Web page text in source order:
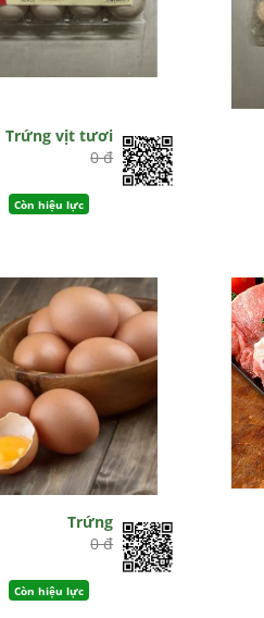
Trứng vịt tươi
0 đ
Còn hiệu lực
Trứng
0 đ
Còn hiệu lực